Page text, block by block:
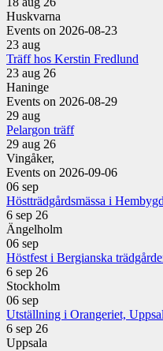
Huskvarna
Events on 2026-08-23
23 aug
Träff hos Kerstin Fredlund
23 aug 26
Haninge
Events on 2026-08-29
29 aug
Pelargon träff
29 aug 26
Vingåker,
Events on 2026-09-06
06 sep
Höstträdgårdsmässa i
6 sep 26
Ängelholm
06 sep
Höstfest i Bergianska
6 sep 26
Stockholm
06 sep
Utställning i Orangeriet,
6 sep 26
Uppsala